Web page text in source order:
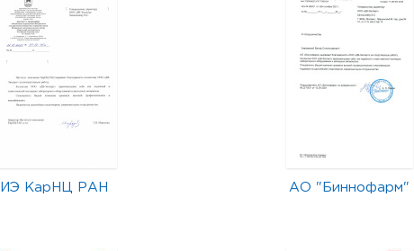
ИЭ КарНЦ РАН АО "Биннофарм"